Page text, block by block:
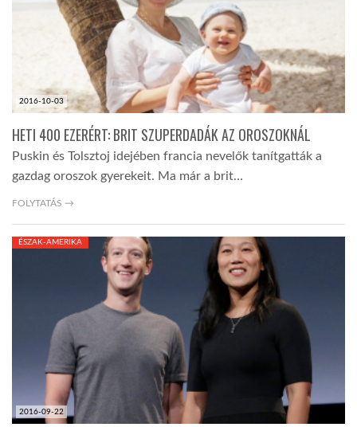
2016-10-03
HETI 400 EZERÉRT: BRIT SZUPERDADÁK AZ OROSZOKNÁL
Puskin és Tolsztoj idejében francia nevelők tanítgatták a
gazdag oroszok gyerekeit. Ma már a brit…
FOLYTATÁS →
2016-09-22
ÉSZAK-AMERIKA